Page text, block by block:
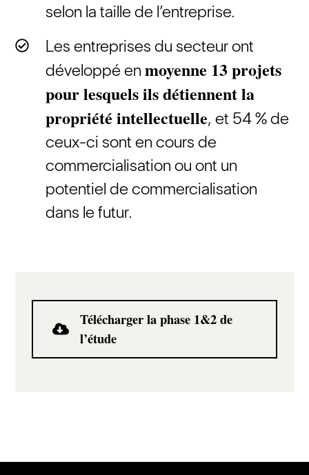
selon la taille de l’entreprise.
Les entreprises du secteur ont
développé enmoyenne 13 projets
pour lesquels ils détiennent la
propriété intellectuelle, et 54 % de
ceux-ci sont en cours de
commercialisation ou ont un
potentiel de commercialisation
dans le futur.
Télécharger la phase 1&2 de
l’étude